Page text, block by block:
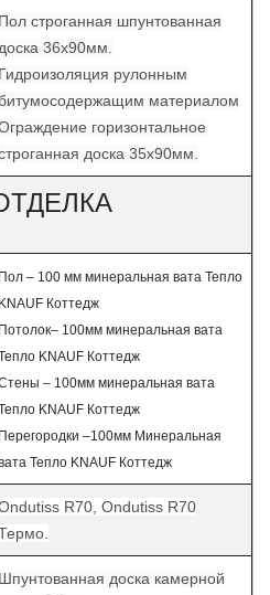
Пол строганная шпунтованная
доска 36х90мм.
Гидроизоляция рулонным
материалом
горизонтальное
доска 35х90мм.
Пол – 100 мм минеральная вата Тепло
KNAUF Коттедж
Потолок– 100мм минеральная вата
KNAUF Коттедж
– 100мм минеральная вата
KNAUF Коттедж
Перегородки –100мм Минеральная
Тепло KNAUF Коттедж
R70, Ondutiss R70
Шпунтованная доска камерной